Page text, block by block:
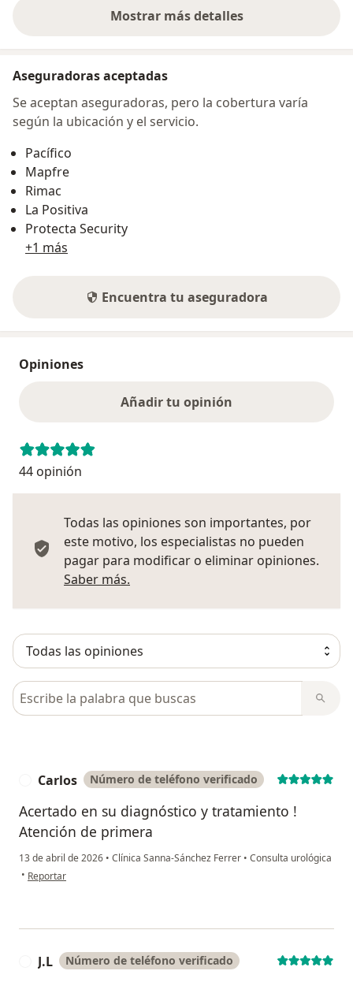
Mostrar más detalles
sobre la dirección
Aseguradoras aceptadas
Se aceptan aseguradoras, pero la cobertura varía
según la ubicación y el servicio.
Pacífico
Mapfre
Rimac
La Positiva
Protecta Security
+1 más
Encuentra tu aseguradora
Opiniones
Añadir tu opinión
44 opinión
Todas las opiniones son importantes, por
este motivo, los especialistas no pueden
pagar para modificar o eliminar opiniones.
Saber más.
Busca en opiniones
Carlos Número de teléfono verificado
Acertado en su diagnóstico y tratamiento !
Atención de primera
13 de abril de 2026 • Clínica Sanna-Sánchez Ferrer • Consulta urológica
• en opinión del usuario Carlos
Reportar
J.L Número de teléfono verificado